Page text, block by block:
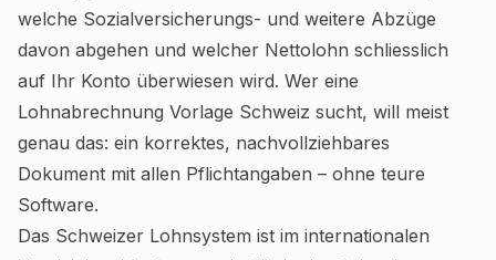
welche Sozialversicherungs- und weitere Abzüge
davon abgehen und welcher Nettolohn schliesslich
auf Ihr Konto überwiesen wird. Wer eine
Lohnabrechnung Vorlage Schweiz sucht, will meist
genau das: ein korrektes, nachvollziehbares
Dokument mit allen Pflichtangaben – ohne teure
Software.
Das Schweizer Lohnsystem ist im internationalen